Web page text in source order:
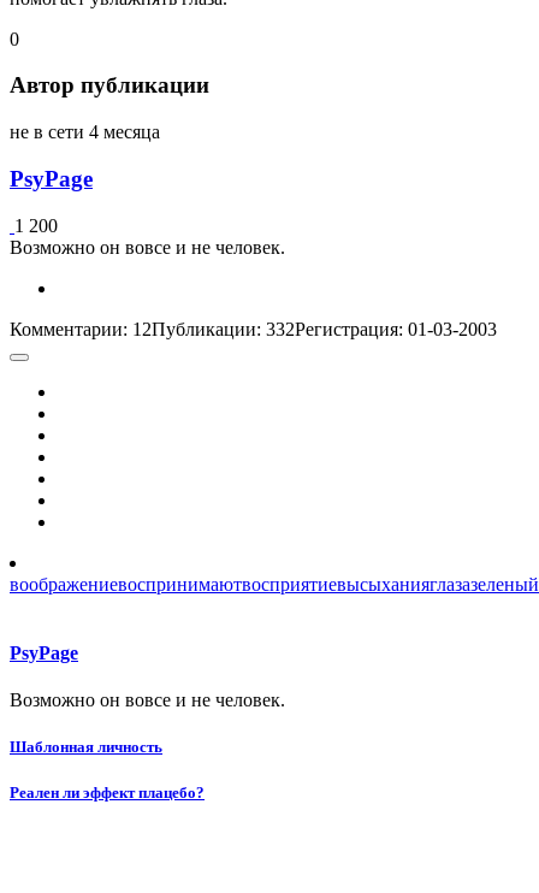
0
Автор публикации
не в сети 4 месяца
PsyPage
1 200
Возможно он вовсе и не человек.
Комментарии: 12Публикации: 332Регистрация: 01-03-2003
воображениевоспринимаютвосприятиевысыханияглазазеленый
PsyPage
Возможно он вовсе и не человек.
Навигация
по
Шаблонная личность
Реален ли эффект плацебо?